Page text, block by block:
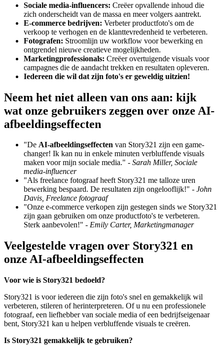
Sociale media-influencers: Creëer opvallende inhoud die
zich onderscheidt van de massa en meer volgers aantrekt.
E-commerce bedrijven: Verbeter productfoto's om de
verkoop te verhogen en de klanttevredenheid te verbeteren.
Fotografen: Stroomlijn uw workflow voor bewerking en
ontgrendel nieuwe creatieve mogelijkheden.
Marketingprofessionals: Creëer overtuigende visuals voor
campagnes die de aandacht trekken en resultaten opleveren.
Iedereen die wil dat zijn foto's er geweldig uitzien!
Neem het niet alleen van ons aan: kijk
wat onze gebruikers zeggen over onze AI-
afbeeldingseffecten
"De AI-afbeeldingseffecten van Story321 zijn een game-
changer! Ik kan nu in enkele minuten verbluffende visuals
maken voor mijn sociale media." - Sarah Miller, Sociale
media-influencer
"Als freelance fotograaf heeft Story321 me talloze uren
bewerking bespaard. De resultaten zijn ongelooflijk!" - John
Davis, Freelance fotograaf
"Onze e-commerce verkopen zijn gestegen sinds we Story321
zijn gaan gebruiken om onze productfoto's te verbeteren.
Sterk aanbevolen!" - Emily Carter, Marketingmanager
Veelgestelde vragen over Story321 en
onze AI-afbeeldingseffecten
Voor wie is Story321 bedoeld?
Story321 is voor iedereen die zijn foto's snel en gemakkelijk wil
verbeteren, stileren of herinterpreteren. Of u nu een professionele
fotograaf, een liefhebber van sociale media of een bedrijfseigenaar
bent, Story321 kan u helpen verbluffende visuals te creëren.
Is Story321 gemakkelijk te gebruiken?